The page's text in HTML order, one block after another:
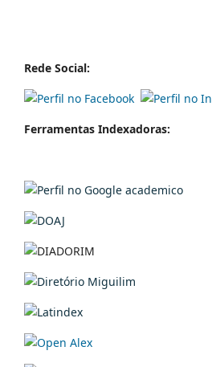
Rede Social:
Ferramentas Indexadoras: